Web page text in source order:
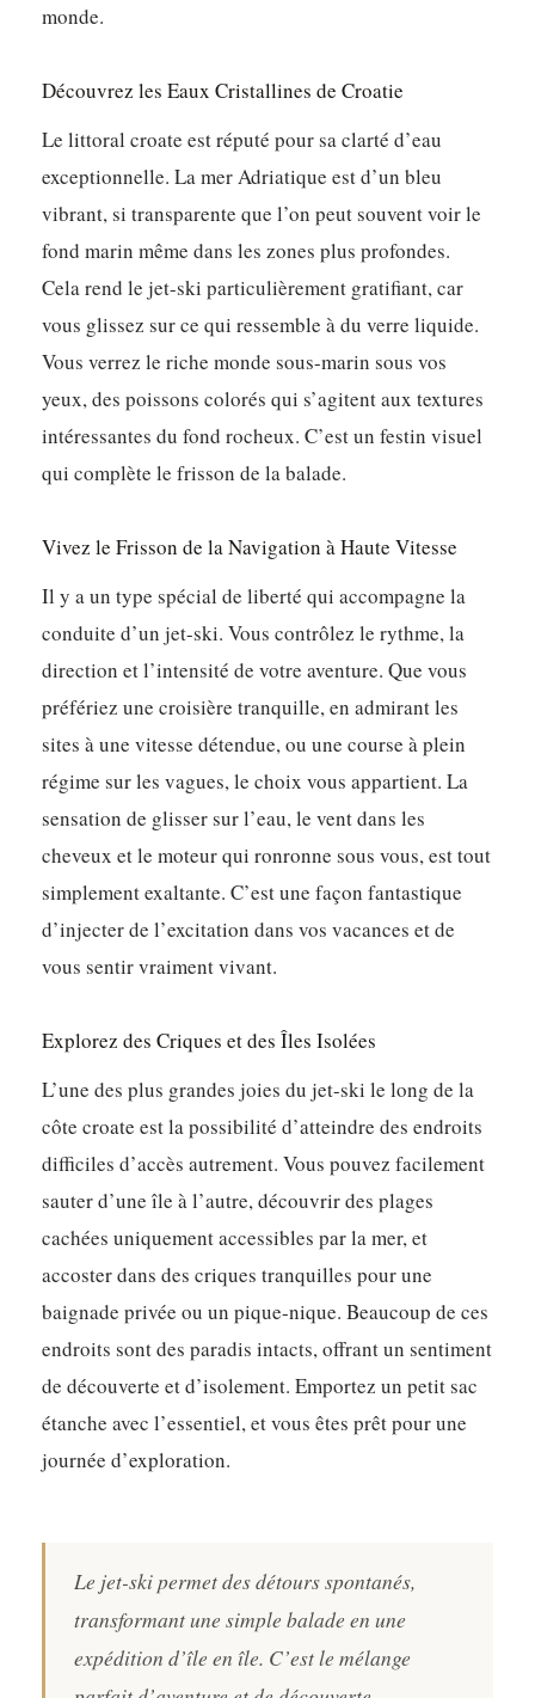
monde.
Découvrez les Eaux Cristallines de Croatie
Le littoral croate est réputé pour sa clarté d’eau
exceptionnelle. La mer Adriatique est d’un bleu
vibrant, si transparente que l’on peut souvent voir le
fond marin même dans les zones plus profondes.
Cela rend le jet-ski particulièrement gratifiant, car
vous glissez sur ce qui ressemble à du verre liquide.
Vous verrez le riche monde sous-marin sous vos
yeux, des poissons colorés qui s’agitent aux textures
intéressantes du fond rocheux. C’est un festin visuel
qui complète le frisson de la balade.
Vivez le Frisson de la Navigation à Haute Vitesse
Il y a un type spécial de liberté qui accompagne la
conduite d’un jet-ski. Vous contrôlez le rythme, la
direction et l’intensité de votre aventure. Que vous
préfériez une croisière tranquille, en admirant les
sites à une vitesse détendue, ou une course à plein
régime sur les vagues, le choix vous appartient.La
sensation de glisser sur l’eau, le vent dans les
cheveux et le moteur qui ronronne sous vous, est tout
simplement exaltante. C’est une façon fantastique
d’injecter de l’excitation dans vos vacances et de
vous sentir vraiment vivant.
Explorez des Criques et des Îles Isolées
L’une des plus grandes joies du jet-ski le long de la
côte croate est la possibilité d’atteindre des endroits
difficiles d’accès autrement. Vous pouvez facilement
sauter d’une île à l’autre, découvrir des plages
cachées uniquement accessibles par la mer, et
accoster dans des criques tranquilles pour une
baignade privée ou un pique-nique. Beaucoup de ces
endroits sont des paradis intacts, offrant un sentiment
de découverte et d’isolement. Emportez un petit sac
étanche avec l’essentiel, et vous êtes prêt pour une
journée d’exploration.
Le jet-ski permet des détours spontanés,
transformant une simple balade en une
expédition d’île en île. C’est le mélange